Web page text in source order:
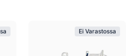
Ei Varastossa